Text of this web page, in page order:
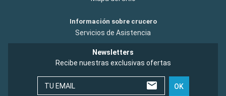
Información sobre crucero
Servicios de Asistencia
Newsletters
Recibe nuestras exclusivas ofertas
TU EMAIL OK